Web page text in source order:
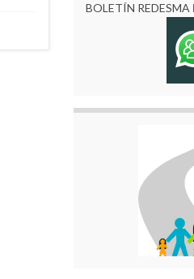
BOLETÍN REDESMA